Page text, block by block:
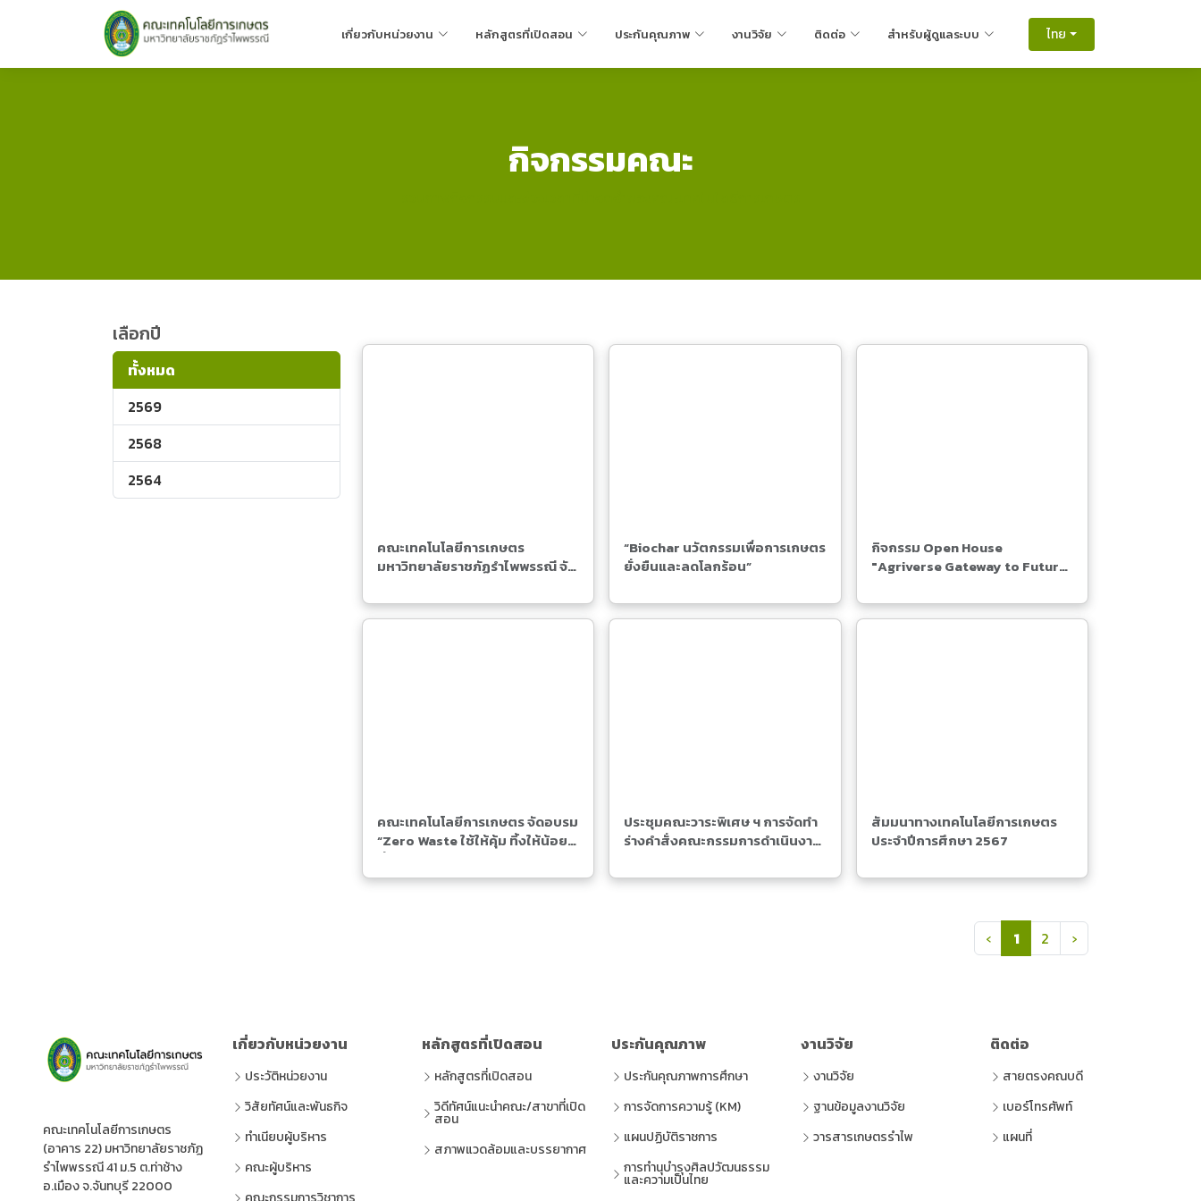
เกี่ยวกับหน่วยงาน หลักสูตรที่เปิดสอน ประกันคุณภาพ งานวิจัย ติดต่อ สำหรับผู้ดูแลระบบ ไทย
กิจกรรมคณะ
เลือกปี
ทั้งหมด
2569
2568
2564
คณะเทคโนโลยีการเกษตร
มหาวิทยาลัยราชภัฏรำไพพรรณี จัด
มั่งคั่ง” ชูนวัตกรรมไบโอชาร์ ขับ
เคลื่อนเกษตรและสิ่งแวดล้อม
“Biochar นวัตกรรมเพื่อการเกษตร
ยั่งยืนและลดโลกร้อน”
กิจกรรม Open House
"Agriverse Gateway to Future
คณะเทคโนโลยีการเกษตร จัดอบรม
“Zero Waste ใช้ให้คุ้ม ทิ้งให้น้อย”
ที่ชุมชนยายม่อม แหลมงอบ
ประชุมคณะวาระพิเศษ ฯ การจัดทำ
ร่างคำสั่งคณะกรรมการดำเนินงาน
และอาหารภาคตะวันออก
สัมมนาทางเทคโนโลยีการเกษตร
ประจำปีการศึกษา 2567
‹Previous
1(current)
2 ›Next
คณะเทคโนโลยีการเกษตร
(อาคาร 22) มหาวิทยาลัยราชภัฏ
รำไพพรรณี 41 ม.5 ต.ท่าช้าง
อ.เมือง จ.จันทบุรี 22000
เกี่ยวกับหน่วยงาน
ประวัติหน่วยงาน
วิสัยทัศน์และพันธกิจ
ทำเนียบผู้บริหาร
คณะผู้บริหาร
หลักสูตรที่เปิดสอน
หลักสูตรที่เปิดสอน
วิดีทัศน์แนะนำคณะ/สาขาที่เปิด
สอน
สภาพแวดล้อมและบรรยากาศ
ประกันคุณภาพ
ประกันคุณภาพการศึกษา
การจัดการความรู้ (KM)
แผนปฏิบัติราชการ
การทำนุบำรุงศิลปวัฒนธรรม
และความเป็นไทย
งานวิจัย
งานวิจัย
ฐานข้อมูลงานวิจัย
วารสารเกษตรรำไพ
ติดต่อ
สายตรงคณบดี
เบอร์โทรศัพท์
แผนที่